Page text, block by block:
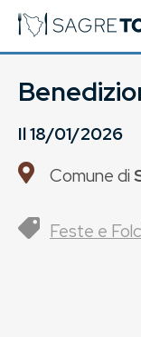
Il18/01/2026
Comune di
Feste e